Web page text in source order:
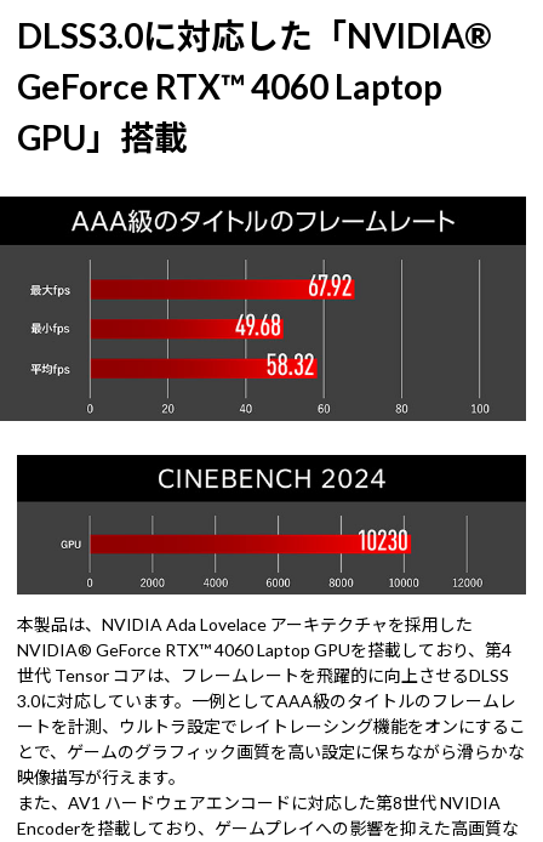
DLSS3.0に対応した「NVIDIA®
GeForce RTX™ 4060 Laptop
GPU」搭載
本製品は、NVIDIA Ada Lovelace アーキテクチャを採用した
NVIDIA® GeForce RTX™ 4060 Laptop GPUを搭載しており、第4
世代 Tensor コアは、フレームレートを飛躍的に向上させるDLSS
3.0に対応しています。一例としてAAA級のタイトルのフレームレ
ートを計測、ウルトラ設定でレイトレーシング機能をオンにするこ
とで、ゲームのグラフィック画質を高い設定に保ちながら滑らかな
映像描写が行えます。
また、AV1 ハードウェアエンコードに対応した第8世代 NVIDIA
Encoderを搭載しており、ゲームプレイへの影響を抑えた高画質な